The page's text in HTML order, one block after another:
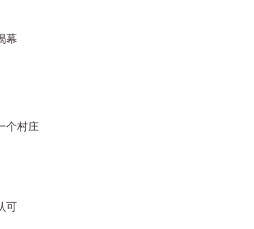
幕
个村庄
可